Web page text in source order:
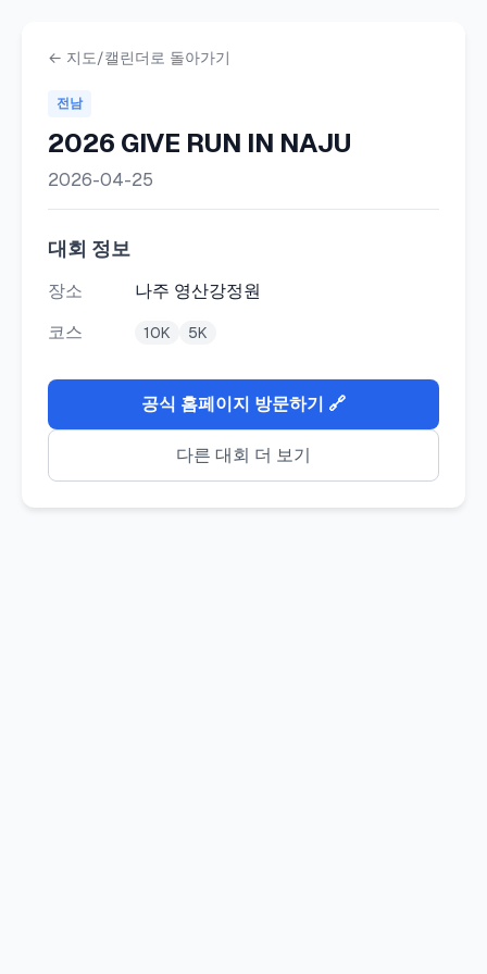
마라톤, 러닝 대회 일정을 달력과 지도 형식으로 한눈에 확인하
← 지도/캘린더로 돌아가기
전남
2026 GIVE RUN IN NAJU
2026-04-25
대회 정보
장소
나주 영산강정원
코스
10K 5K
공식 홈페이지 방문하기 🔗
다른 대회 더 보기